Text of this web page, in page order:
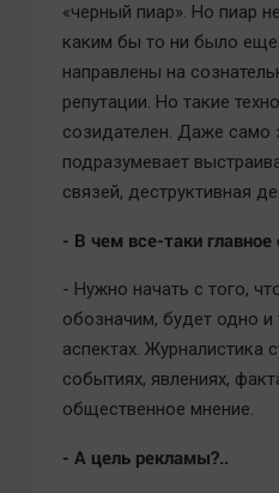
«черный пиар». Но пиар
каким бы то ни было
направлены на
репутации. Но такие
созидателен. Даже само
подразумевает
связей, деструктивная
- В чем все-таки
- Нужно начать с того,
обозначим, будет одно
аспектах. Журналистика
событиях, явлениях,
общественное мнение.
- А цель рекламы?..